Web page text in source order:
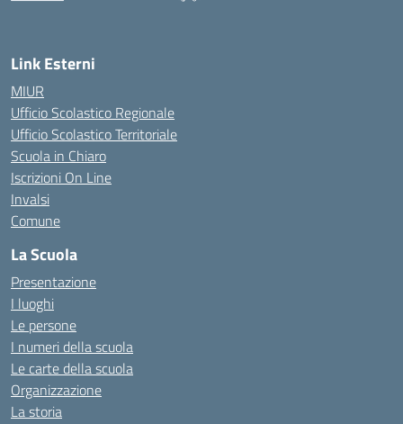
Link Esterni
MIUR
Ufficio Scolastico Regionale
Ufficio Scolastico Territoriale
Scuola in Chiaro
Iscrizioni On Line
Invalsi
Comune
La Scuola
Presentazione
I luoghi
Le persone
I numeri della scuola
Le carte della scuola
Organizzazione
La storia